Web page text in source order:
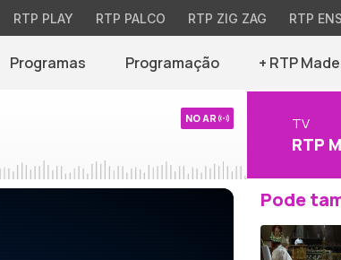
RTP PLAY RTP PALCO RTP ZIG ZAG RTP
Programas Programação + RTP
NO AR TV
RTP
Pode